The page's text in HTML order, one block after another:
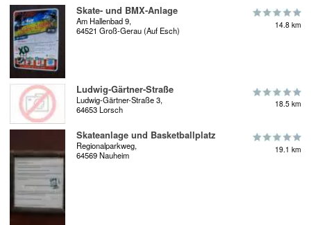
Skate- und BMX-Anlage
Am Hallenbad 9,
64521 Groß-Gerau (Auf Esch)
14.8 km
Ludwig-Gärtner-Straße
Ludwig-Gärtner-Straße 3,
64653 Lorsch
18.5 km
Skateanlage und Basketballplatz
Regionalparkweg,
64569 Nauheim
19.1 km